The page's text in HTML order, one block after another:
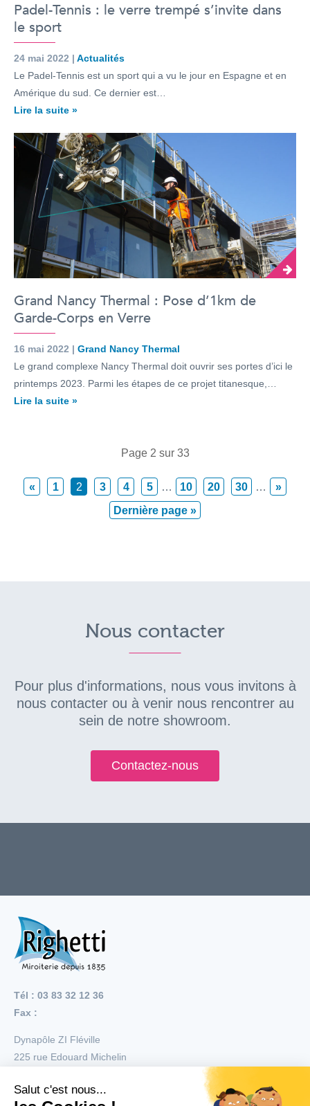
Padel-Tennis : le verre trempé s’invite dans
le sport
24 mai 2022 | Actualités
Le Padel-Tennis est un sport qui a vu le jour en Espagne et en
Amérique du sud. Ce dernier est…
Lire la suite »
Grand Nancy Thermal : Pose d’1km de
Garde-Corps en Verre
16 mai 2022 | Grand Nancy Thermal
Le grand complexe Nancy Thermal doit ouvrir ses portes d’ici le
printemps 2023. Parmi les étapes de ce projet titanesque,…
Lire la suite »
Page 2 sur 33
« 1 2 3 4 5 … 10 20 30 …
»
Dernière page »
Nous contacter
Pour plus d'informations, nous vous invitons à
nous contacter ou à venir nous rencontrer au
sein de notre showroom.
Contactez-nous
Tél : 03 83 32 12 36
Fax :
Dynapôle ZI Fléville
225 rue Edouard Michelin